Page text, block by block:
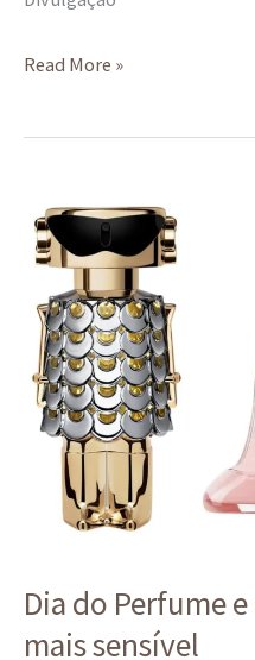
Read More »
Dia do Perfume
mais sensível
Dia
do
Perfume
mês
do
signo
sensível